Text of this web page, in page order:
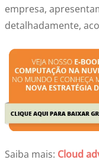
empresa,
detalhadamente,
Saiba mais: Cloud